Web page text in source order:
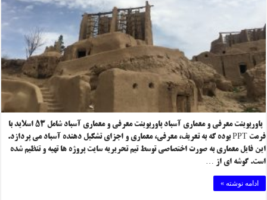
پاورپوینت معرفی و معماری آسباد پاورپوینت معرفی و معماری آسباد شامل ۵۳ اسلاید با
فرمت PPT بوده که به تعریف، معرفی، معماری و اجزای تشکیل دهنده آسباد می پردازد.
این فایل معماری به صورت اختصاصی توسط تیم تحریریه سایت پروژه ها تهیه و تنظیم شده
است. گوشه ای از …
ادامه نوشته »